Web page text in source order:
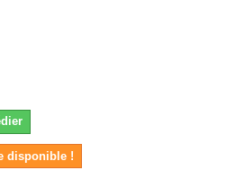
disponible !